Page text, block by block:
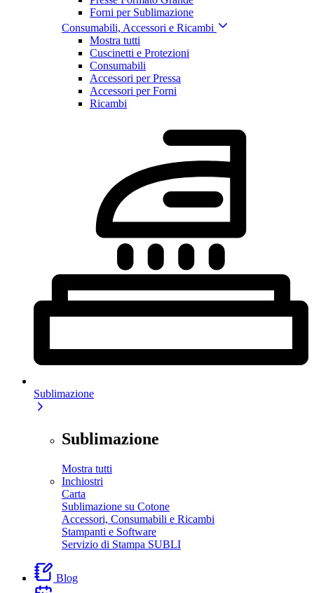
Forni per Sublimazione
Consumabili, Accessori e Ricambi
Mostra tutti
Cuscinetti e Protezioni
Consumabili
Accessori per Pressa
Accessori per Forni
Ricambi
Sublimazione
Sublimazione
Mostra tutti
Inchiostri
Carta
Sublimazione su Cotone
Accessori, Consumabili e Ricambi
Stampanti e Software
Servizio di Stampa SUBLI
Blog